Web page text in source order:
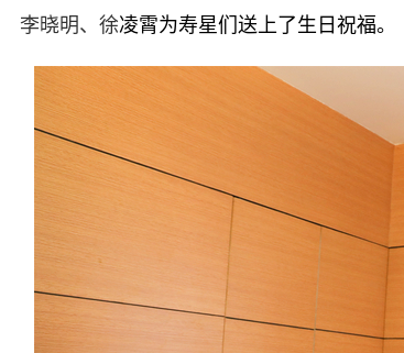
李晓明、徐凌霄为寿星们送上了生日祝福。